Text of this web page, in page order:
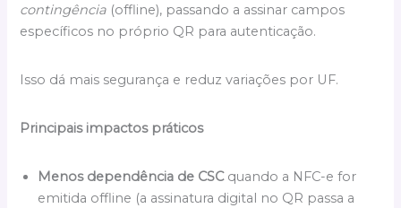
contingência (offline), passando a assinar campos
específicos no próprio QR para autenticação.
Isso dá mais segurança e reduz variações por UF.
Principais impactos práticos
Menos dependência de CSCquando a NFC-e for
emitida offline (a assinatura digital no QR passa a